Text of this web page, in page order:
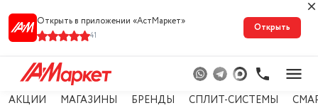
Открыть в приложении «АстМарке‪т‬»
41
Открыть
АКЦИИ МАГАЗИНЫ БРЕНДЫ СПЛИТ-СИСТЕМЫ